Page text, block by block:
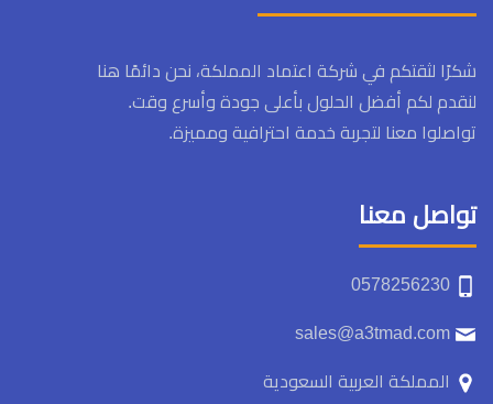
شكرًا لثقتكم في شركة اعتماد المملكة، نحن دائمًا هنا
لنقدم لكم أفضل الحلول بأعلى جودة وأسرع وقت.
تواصلوا معنا لتجربة خدمة احترافية ومميزة.
تواصل معنا
المملكة العربية السعودية